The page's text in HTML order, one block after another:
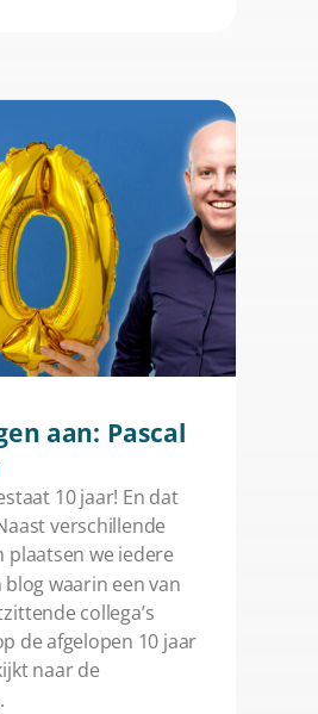
aan: Pascal
10 jaar! En dat
verschillende
plaatsen we iedere
blog waarin een van
collega’s
de afgelopen 10 jaar
naar de